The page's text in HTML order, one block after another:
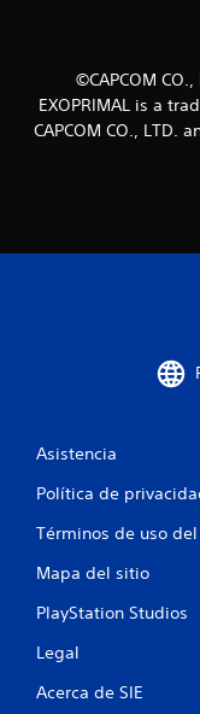
©CAPCOM CO.,
EXOPRIMAL is a
CAPCOM CO.,
Asistencia
Política de
Términos de uso
Mapa del sitio
PlayStation Studios
Legal
Acerca de SIE